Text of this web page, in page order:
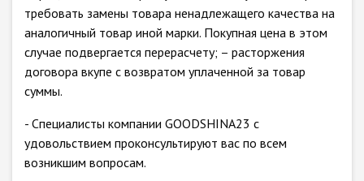
требовать замены товара ненадлежащего качества на
аналогичный товар иной марки. Покупная цена в этом
случае подвергается перерасчету; – расторжения
договора вкупе с возвратом уплаченной за товар
суммы.
- Специалисты компании GOODSHINA23 с
удовольствием проконсультируют вас по всем
возникшим вопросам.